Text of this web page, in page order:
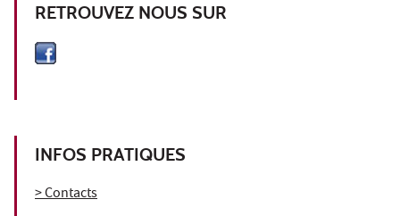
RETROUVEZ NOUS SUR
INFOS PRATIQUES
> Contacts